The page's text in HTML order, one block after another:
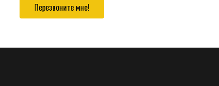
Перезвоните мне!